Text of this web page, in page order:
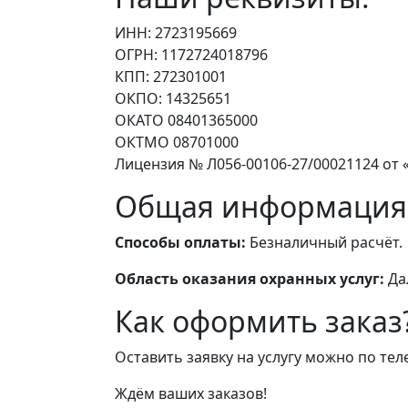
ИНН: 2723195669
ОГРН: 1172724018796
КПП: 272301001
ОКПО: 14325651
ОКАТО 08401365000
ОКТМО 08701000
Лицензия № Л056-00106-27/00021124 от
Общая
Способы оплаты: Безналичный расчёт.
Область оказания охранных услуг:
Как оформить
Оставить заявку на услугу можно по
Ждём ваших заказов!